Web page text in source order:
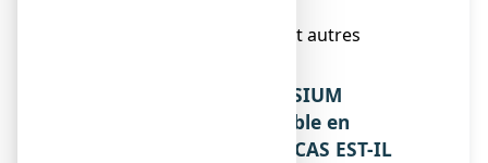
6. Contenu de l’emballage et autres
1. QU’EST-CE QUE MAGNESIUM
OLIGOSOL, solution buvable en
ampoule ET DANS QUELS CAS EST-IL